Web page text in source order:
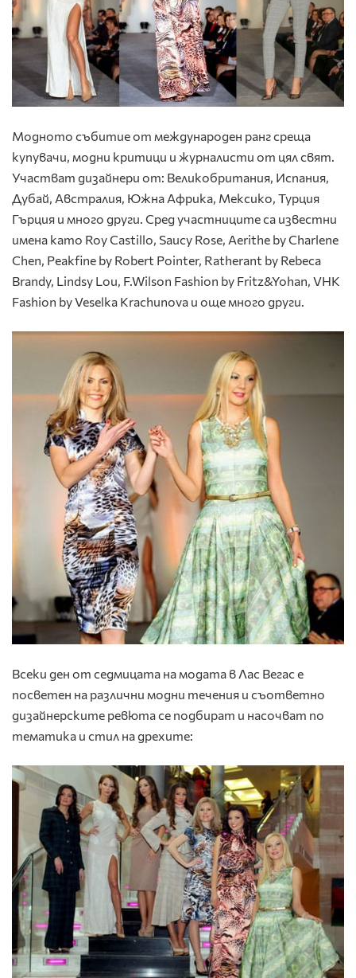
Модното събитие от международен ранг среща
купувачи, модни критици и журналисти от цял свят.
Участват дизайнери от: Великобритания, Испания,
Дубай, Австралия, Южна Африка, Мексико, Турция
Гърция и много други. Сред участниците са известни
имена като Roy Castillo, Saucy Rose, Aerithe by Charlene
Chen, Peakfine by Robert Pointer, Ratherant by Rebeca
Brandy, Lindsy Lou, F.Wilson Fashion by Fritz&Yohan, VHK
Fashion by Veselka Krachunova и още много други.
Всеки ден от седмицата на модата в Лас Вегас е
посветен на различни модни течения и съответно
дизайнерските ревюта се подбират и насочват по
тематика и стил на дрехите: